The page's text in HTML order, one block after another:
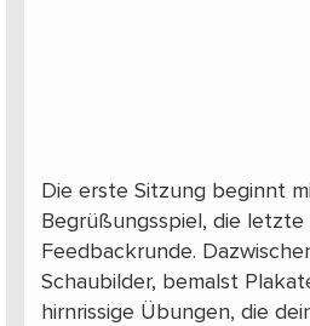
Die erste Sitzung beginnt
Begrüßungsspiel, die
Feedbackrunde.
Schaubilder, bemalst
hirnrissige Übungen, die